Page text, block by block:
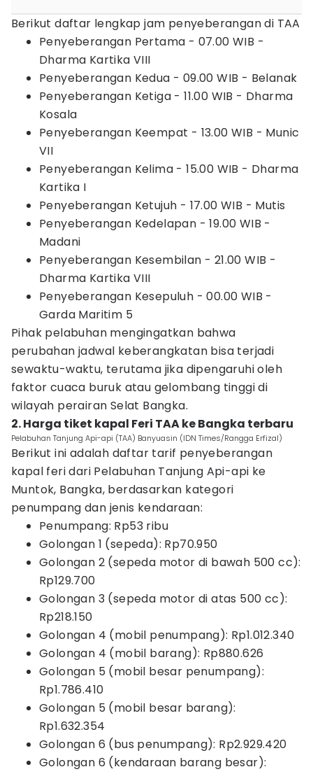
Berikut daftar lengkap jam penyeberangan di TAA
Penyeberangan Pertama - 07.00 WIB -
Dharma Kartika VIII
Penyeberangan Kedua - 09.00 WIB - Belanak
Penyeberangan Ketiga - 11.00 WIB - Dharma
Kosala
Penyeberangan Keempat - 13.00 WIB - Munic
VII
Penyeberangan Kelima - 15.00 WIB - Dharma
Kartika I
Penyeberangan Ketujuh - 17.00 WIB - Mutis
Penyeberangan Kedelapan - 19.00 WIB -
Madani
Penyeberangan Kesembilan - 21.00 WIB -
Dharma Kartika VIII
Penyeberangan Kesepuluh - 00.00 WIB -
Garda Maritim 5
Pihak pelabuhan mengingatkan bahwa
perubahan jadwal keberangkatan bisa terjadi
sewaktu-waktu, terutama jika dipengaruhi oleh
faktor cuaca buruk atau gelombang tinggi di
wilayah perairan Selat Bangka.
2. Harga tiket kapal Feri TAA ke Bangka terbaru
Pelabuhan Tanjung Api-api (TAA) Banyuasin (IDN Times/Rangga Erfizal)
Berikut ini adalah daftar tarif penyeberangan
kapal feri dari Pelabuhan Tanjung Api-api ke
Muntok, Bangka, berdasarkan kategori
penumpang dan jenis kendaraan:
Penumpang: Rp53 ribu
Golongan 1 (sepeda): Rp70.950
Golongan 2 (sepeda motor di bawah 500 cc):
Rp129.700
Golongan 3 (sepeda motor di atas 500 cc):
Rp218.150
Golongan 4 (mobil penumpang): Rp1.012.340
Golongan 4 (mobil barang): Rp880.626
Golongan 5 (mobil besar penumpang):
Rp1.786.410
Golongan 5 (mobil besar barang):
Rp1.632.354
Golongan 6 (bus penumpang): Rp2.929.420
Golongan 6 (kendaraan barang besar):